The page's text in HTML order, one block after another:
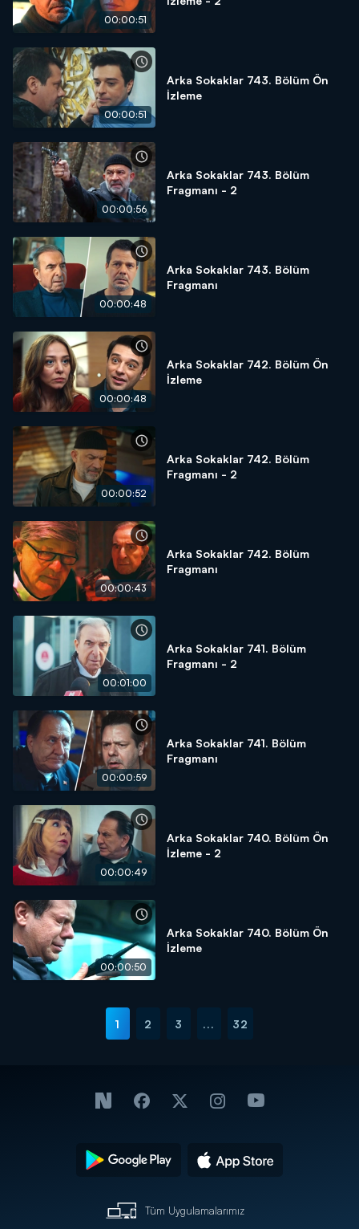
00:00:51
00:00:51
Arka Sokaklar 743. Bölüm Ön
İzleme
00:00:56
Arka Sokaklar 743. Bölüm
Fragmanı - 2
00:00:48
Arka Sokaklar 743. Bölüm
Fragmanı
00:00:48
Arka Sokaklar 742. Bölüm Ön
İzleme
00:00:52
Arka Sokaklar 742. Bölüm
Fragmanı - 2
00:00:43
Arka Sokaklar 742. Bölüm
Fragmanı
00:01:00
Arka Sokaklar 741. Bölüm
Fragmanı - 2
00:00:59
Arka Sokaklar 741. Bölüm
Fragmanı
00:00:49
Arka Sokaklar 740. Bölüm Ön
İzleme - 2
00:00:50
Arka Sokaklar 740. Bölüm Ön
İzleme
1 2 3 ... 32
Tüm Uygulamalarımız